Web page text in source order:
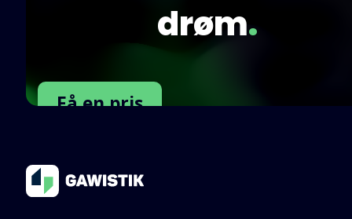
drøm.
Få en pris